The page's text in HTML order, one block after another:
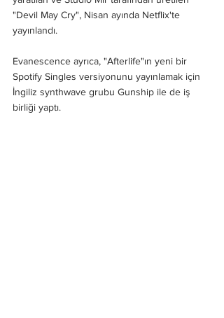
"Devil May Cry", Nisan ayında Netflix'te
yayınlandı.
Evanescence ayrıca, "Afterlife"ın yeni bir
Spotify Singles versiyonunu yayınlamak için
İngiliz synthwave grubu Gunship ile de iş
birliği yaptı.